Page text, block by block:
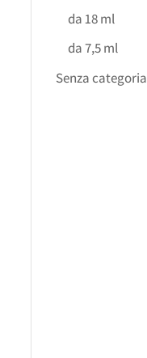
da 18 ml
da 7,5 ml
Senza categoria